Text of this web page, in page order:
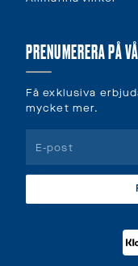
PRENUMERERA PÅ
Få exklusiva
mycket mer.